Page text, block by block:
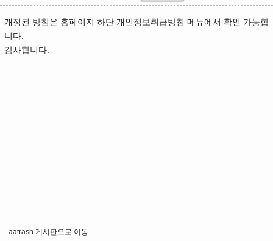
개정된 방침은 홈페이지 하단 개인정보취급방침 메뉴에서 확인 가능합
니다.
감사합니다.
- aatrash 게시판으로 이동